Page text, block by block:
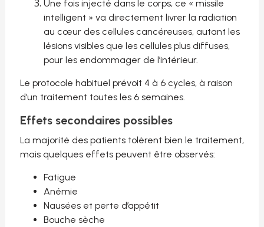
Une fois injecté dans le corps, ce « missile
intelligent » va directement livrer la radiation
au cœur des cellules cancéreuses, autant les
lésions visibles que les cellules plus diffuses,
pour les endommager de l’intérieur.
Le protocole habituel prévoit 4 à 6 cycles, à raison
d’un traitement toutes les 6 semaines.
Effets secondaires possibles
La majorité des patients tolèrent bien le traitement,
mais quelques effets peuvent être observés:
Fatigue
Anémie
Nausées et perte d’appétit
Bouche sèche